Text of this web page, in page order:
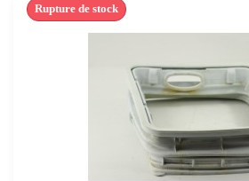
Rupture de stock